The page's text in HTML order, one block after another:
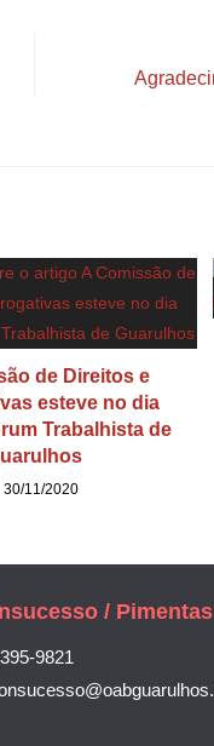
de Direitos e
esteve no dia
Trabalhista de
30/11/2020
/ Pimentas
9821